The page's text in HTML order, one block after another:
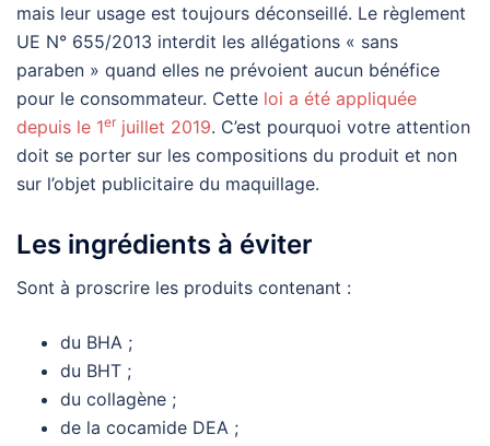
mais leur usage est toujours déconseillé. Le règlement
UE N° 655/2013 interdit les allégations « sans
paraben » quand elles ne prévoient aucun bénéfice
pour le consommateur. Cette loi a été appliquée
depuis le 1er juillet 2019. C’est pourquoi votre attention
doit se porter sur les compositions du produit et non
sur l’objet publicitaire du maquillage.
Les ingrédients à éviter
Sont à proscrire les produits contenant :
du BHA ;
du BHT ;
du collagène ;
de la cocamide DEA ;